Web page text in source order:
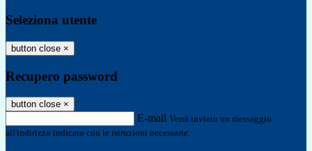
Seleziona utente
button close ×
Recupero password
button close ×
E-mail Verrà inviato un messaggio
all'indirizzo indicato con le istruzioni necessarie.